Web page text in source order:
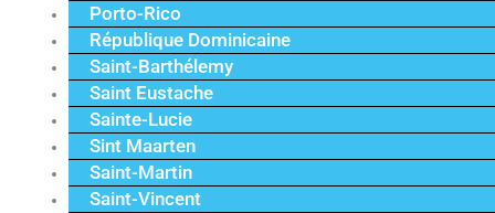
Porto-Rico
République Dominicaine
Saint-Barthélemy
Saint Eustache
Sainte-Lucie
Sint Maarten
Saint-Martin
Saint-Vincent